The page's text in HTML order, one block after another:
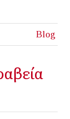
Blog